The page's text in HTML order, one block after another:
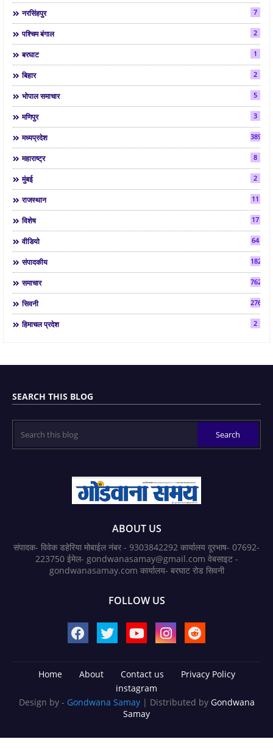
नरसिंहपुर 7
पश्चिम बंगाल 2
बरघाट 1
बिहार 2
भोपाल समाचार 5
मणिपुर 3
मध्यप्रदेश 3892
महाराष्ट्र 8
मुंबई 2
राजस्थान 11
विशेष 17
वीडियो 64
संपादकीय 182
समाचार 7624
सिवनी 2763
हिमाचल प्रदेश 2
SEARCH THIS BLOG
ABOUT US
संपादक- विवेक डहेरिया मोबाईल नंबर - 9303842292 कार्यालय दूरभाष- 07692-
223750 ईमेल- gondwanasamay@gmail.com वेबसाइट -
gondwanasamay.com कार्यालय- बरघाट रोड सिवनी
FOLLOW US
Home About Contact us
Privacy Policy
instagram
Design by - Gondwana Samay | Distributed by Gondwana
Samay